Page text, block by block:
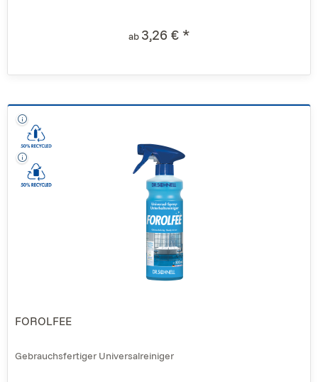
ab 3,26 € *
FOROLFEE
Gebrauchsfertiger Universalreiniger